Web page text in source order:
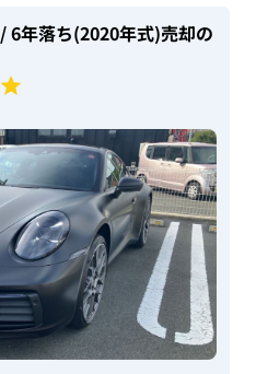
/ 6年落ち(2020年式)売却の